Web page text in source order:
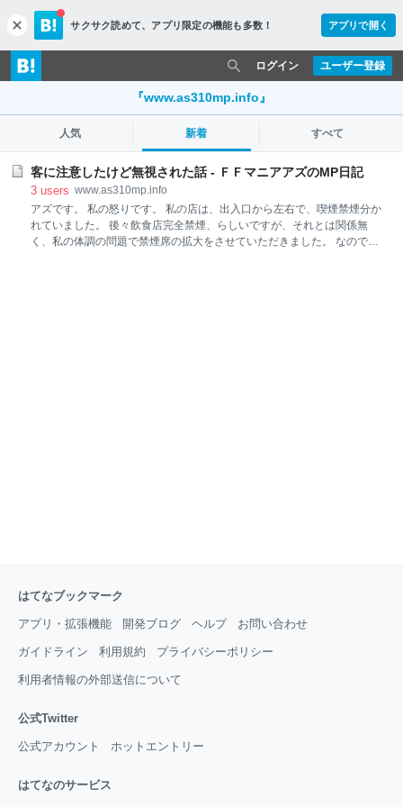
c
l
o
s
サクサク読めて、 アプリ限定の機能も多数！ アプリで開く
ユーザー登録
ログイン
『www.as310mp.info』
人気 新着 すべて
客に注意したけど無視された話 - ＦＦマニアアズのMP日記
3 users www.as310mp.info
アズです。 私の怒りです。 私の店は、出入口から左右で、喫煙禁煙分か
れていました。 後々飲食店完全禁煙、らしいですが、それとは関係無
く、私の体調の問題で禁煙席の拡大をさせていただきました。 なので、
はてなブックマーク
アプリ・拡張機能 開発ブログ ヘルプ お問い合わせ
ガイドライン 利用規約 プライバシーポリシー
利用者情報の外部送信について
公式Twitter
公式アカウント ホットエントリー
はてなのサービス